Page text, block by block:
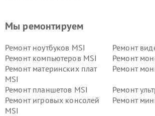
Мы ремонтируем
Ремонт ноутбуков MSI
Ремонт
Ремонт компьютеров MSI
Ремонт
Ремонт материнских плат
MSI
Ремонт
Ремонт планшетов MSI
Ремонт
Ремонт игровых консолей
MSI
Ремонт